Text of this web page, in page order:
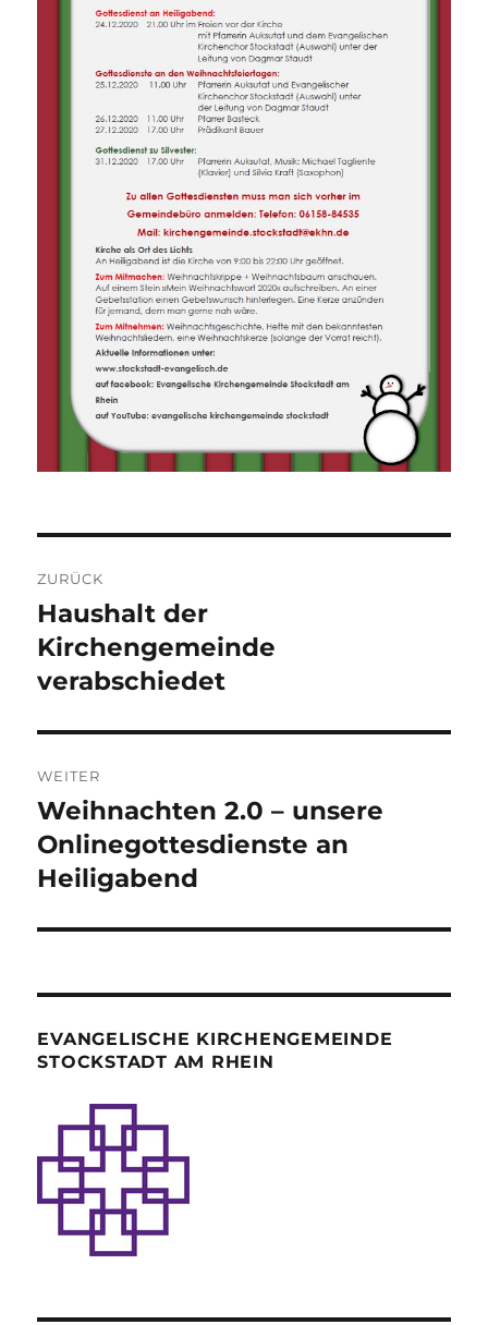
ZURÜCK
Vorheriger
Beitrag:
Haushalt der
Kirchengemeinde
verabschiedet
WEITER
Nächster
Beitrag:
Weihnachten 2.0 – unsere
Onlinegottesdienste an
Heiligabend
EVANGELISCHE KIRCHENGEMEINDE
STOCKSTADT AM RHEIN